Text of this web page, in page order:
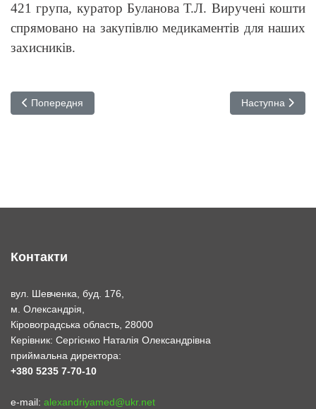
421 група, куратор Буланова Т.Л. Виручені кошти
спрямовано на закупівлю медикаментів для наших
захисників.
Попередня стаття: ФОРМУВАННЯ ФАХОВИХ
Попередня Наступна
Наступна
Контакти
вул. Шевченка, буд. 176,
м. Олександрія,
Кіровоградська область, 28000
Керівник: Сергієнко Наталія Олександрівна
приймальна директора:
+380 5235 7-70-10
e-mail: alexandriyamed@ukr.net